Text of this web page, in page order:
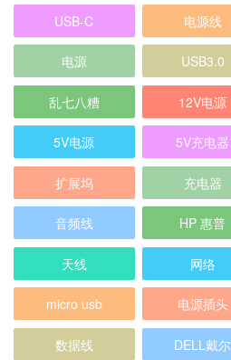
USB-C 电源线
电源 USB3.0
乱七八糟 12V电源
5V电源 5V充电器
扩展坞 充电器
音频线 HP 惠普
天线 网络
micro usb 电源插头
数据线 DELL戴尔